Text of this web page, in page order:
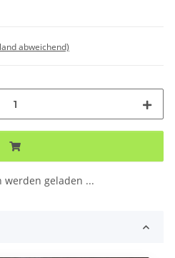
abweichend)
werden geladen ...